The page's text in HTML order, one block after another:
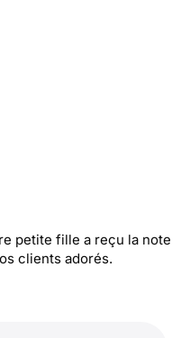
petite fille a reçu la note
clients adorés.